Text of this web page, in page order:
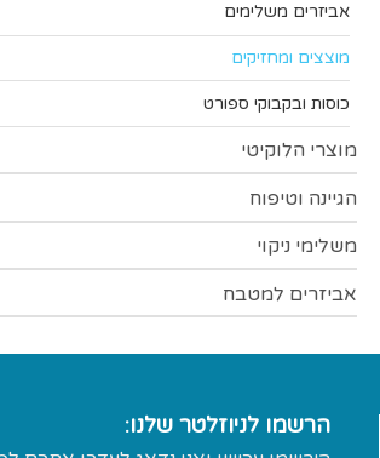
אביזרים משלימים
מוצצים ומחזיקים
כוסות ובקבוקי ספורט
מוצרי הלוקיטי
הגיינה וטיפוח
משלימי ניקוי
אביזרים למטבח
הרשמו לניוזלטר שלנו: